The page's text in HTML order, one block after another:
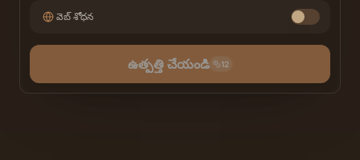
వెబ్ శోధన
ఉత్పత్తి చేయండి 12